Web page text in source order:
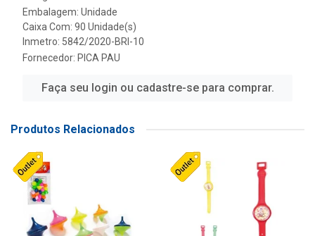
Embalagem: Unidade
Caixa Com: 90 Unidade(s)
Inmetro: 5842/2020-BRI-10
Fornecedor: PICA PAU
Faça seu login ou cadastre-se para comprar.
Produtos Relacionados